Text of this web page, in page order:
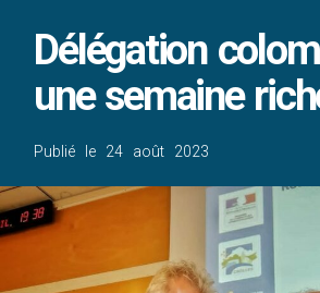
Délégation
une semaine
Publié le 24 août 2023